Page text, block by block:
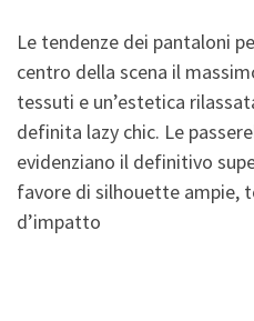
Le tendenze dei pantaloni
centro della scena il
tessuti e un’estetica
definita lazy chic. Le
evidenziano il definitivo
favore di silhouette ampie,
d’impatto